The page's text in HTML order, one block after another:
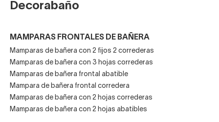
Decorabaño
MAMPARAS FRONTALES DE BAÑERA
Mamparas de bañera con 2 fijos 2 correderas
Mamparas de bañera con 3 hojas correderas
Mamparas de bañera frontal abatible
Mampara de bañera frontal corredera
Mamparas de bañera con 2 hojas correderas
Mamparas de bañera con 2 hojas abatibles